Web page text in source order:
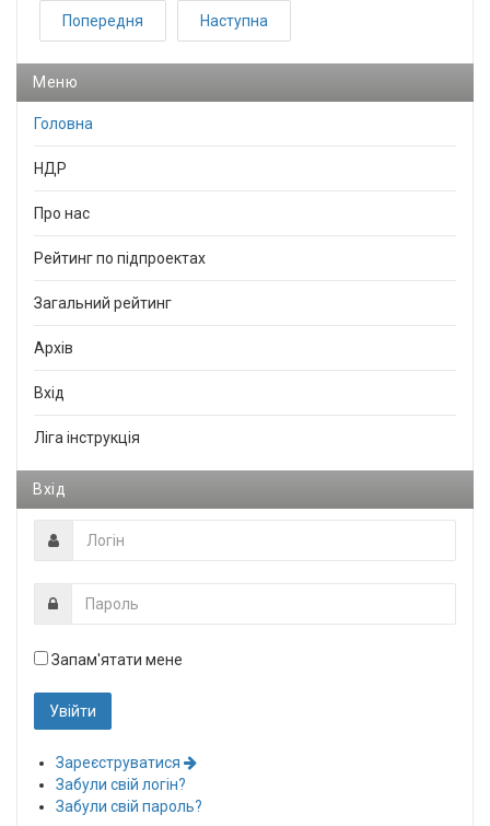
Попередня Наступна
Меню
Головна
НДР
Про нас
Рейтинг по підпроектах
Загальний рейтинг
Архів
Вхід
Ліга інструкція
Вхід
Запам'ятати мене
Зареєструватися
Забули свій логін?
Забули свій пароль?